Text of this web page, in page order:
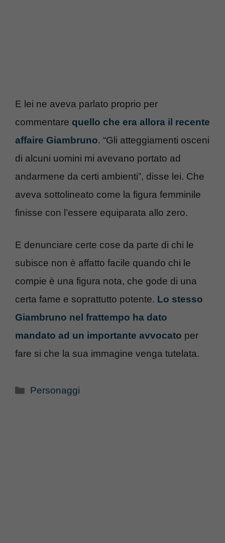
E lei ne aveva parlato proprio per
commentare quello che era allora il recente
affaire Giambruno. “Gli atteggiamenti osceni
di alcuni uomini mi avevano portato ad
andarmene da certi ambienti”, disse lei. Che
aveva sottolineato come la figura femminile
finisse con l’essere equiparata allo zero.
E denunciare certe cose da parte di chi le
subisce non è affatto facile quando chi le
compie è una figura nota, che gode di una
certa fame e soprattutto potente. Lo stesso
Giambruno nel frattempo ha dato
mandato ad un importante avvocato per
fare si che la sua immagine venga tutelata.
Categorie
Personaggi